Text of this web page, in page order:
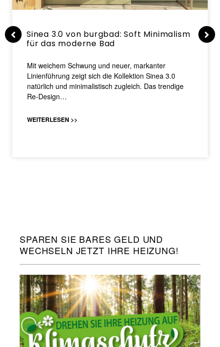
Sinea 3.0 von burgbad: Soft Minimalism
für das moderne Bad
Mit weichem Schwung und neuer, markanter
Linienführung zeigt sich die Kollektion Sinea 3.0
natürlich und minimalistisch zugleich. Das trendige
Re-Design…
WEITERLESEN >>
SPAREN SIE BARES GELD UND
WECHSELN JETZT IHRE HEIZUNG!